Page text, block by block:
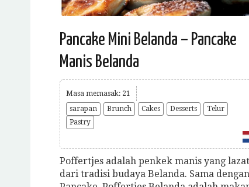
Pancake Mini Belanda – Pancake
Manis Belanda
Masa memasak: 21
sarapan
Brunch Cakes Desserts
Telur
Pastry
Poffertjes adalah penkek manis yang lazat
dari tradisi budaya Belanda. Sama dengan